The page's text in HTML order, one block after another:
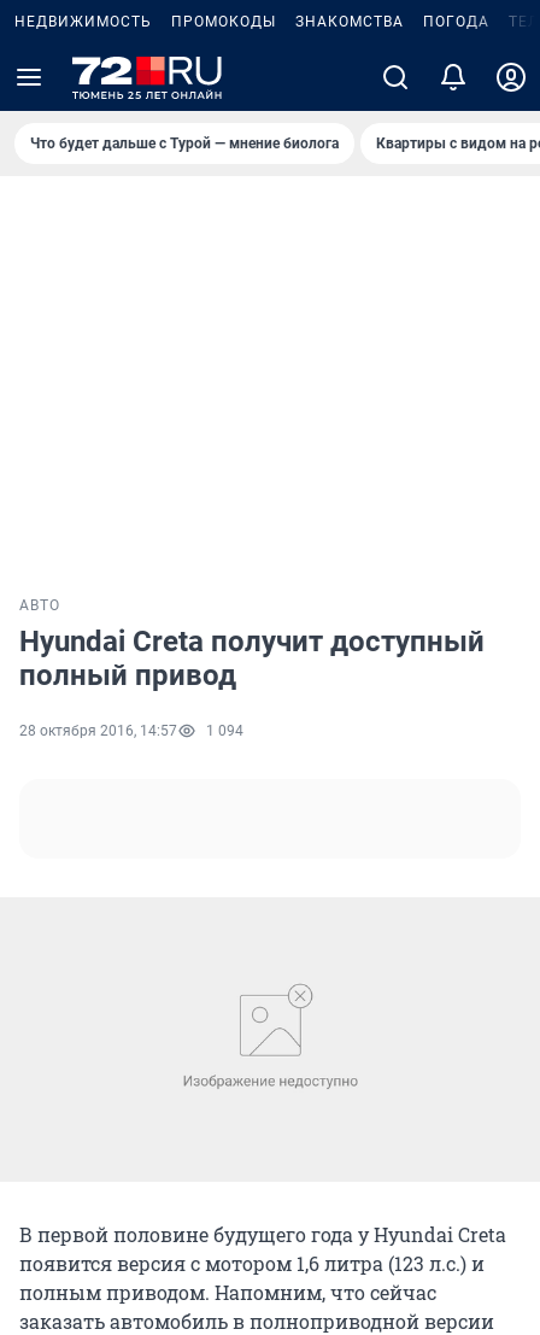
НЕДВИЖИМОСТЬ ПРОМОКОДЫ ЗНАКОМСТВА ПОГОДА
Что будет дальше с Турой — мнение биолога Квартиры с видом на
АВТО
Hyundai Creta получит доступный
полный привод
28 октября 2016, 14:57 1 094
В первой половине будущего года у Hyundai Creta
появится версия с мотором 1,6 литра (123 л.с.) и
полным приводом. Напомним, что сейчас
заказать автомобиль в полноприводной версии